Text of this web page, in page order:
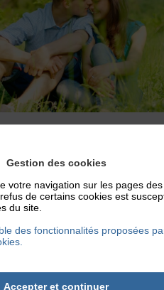
SA DERMATITE ATOPIQUE
avec sa dermatite
de la vie et en quelles
la dermatite atopique est-
Gestion des cookies
votre navigation sur les pages
de certains cookies est
du site.
des fonctionnalités proposées
Accepter et continuer